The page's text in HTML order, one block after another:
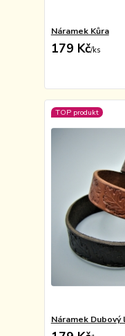
Náramek Kůra
179 Kč/ks
TOP produkt
Náramek